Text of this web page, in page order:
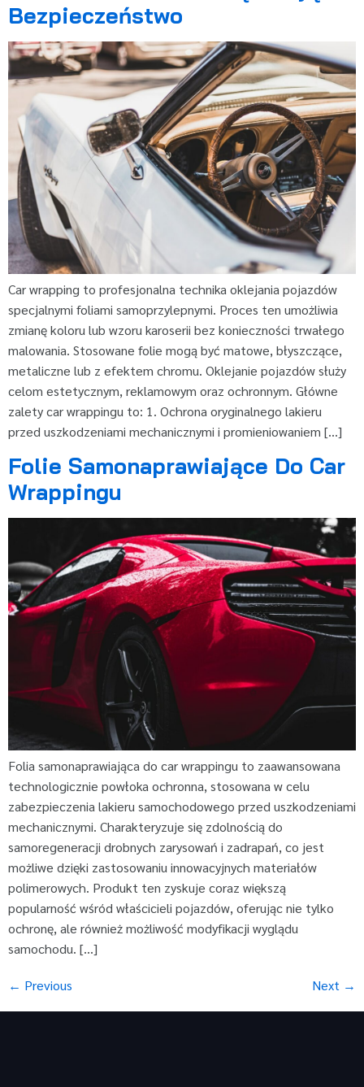
Bezpieczeństwo
Car wrapping to profesjonalna technika oklejania pojazdów
specjalnymi foliami samoprzylepnymi. Proces ten umożliwia
zmianę koloru lub wzoru karoserii bez konieczności trwałego
malowania. Stosowane folie mogą być matowe, błyszczące,
metaliczne lub z efektem chromu. Oklejanie pojazdów służy
celom estetycznym, reklamowym oraz ochronnym. Główne
zalety car wrappingu to: 1. Ochrona oryginalnego lakieru
przed uszkodzeniami mechanicznymi i promieniowaniem […]
Folie Samonaprawiające Do Car
Wrappingu
Folia samonaprawiająca do car wrappingu to zaawansowana
technologicznie powłoka ochronna, stosowana w celu
zabezpieczenia lakieru samochodowego przed uszkodzeniami
mechanicznymi. Charakteryzuje się zdolnością do
samoregeneracji drobnych zarysowań i zadrapań, co jest
możliwe dzięki zastosowaniu innowacyjnych materiałów
polimerowych. Produkt ten zyskuje coraz większą
popularność wśród właścicieli pojazdów, oferując nie tylko
ochronę, ale również możliwość modyfikacji wyglądu
samochodu. […]
← Previous Next →